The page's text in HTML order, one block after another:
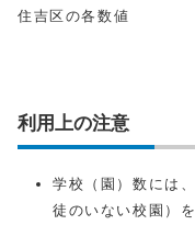
住吉区の各数値
利用上の注意
学校（園）数には
徒のいない校園）